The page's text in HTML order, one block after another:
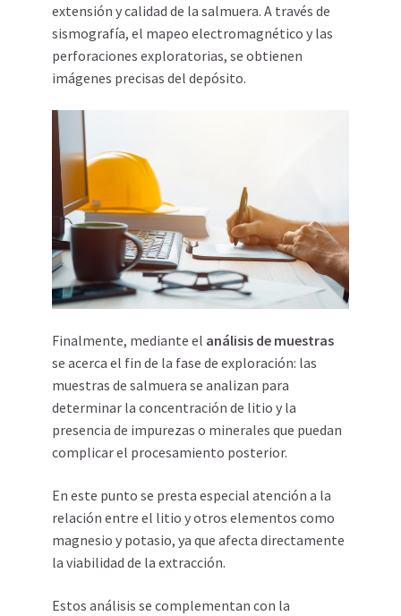
extensión y calidad de la salmuera. A través de
sismografía, el mapeo electromagnético y las
perforaciones exploratorias, se obtienen
imágenes precisas del depósito.
Finalmente, mediante el análisis de muestras
se acerca el fin de la fase de exploración: las
muestras de salmuera se analizan para
determinar la concentración de litio y la
presencia de impurezas o minerales que puedan
complicar el procesamiento posterior.
En este punto se presta especial atención a la
relación entre el litio y otros elementos como
magnesio y potasio, ya que afecta directamente
la viabilidad de la extracción.
Estos análisis se complementan con la